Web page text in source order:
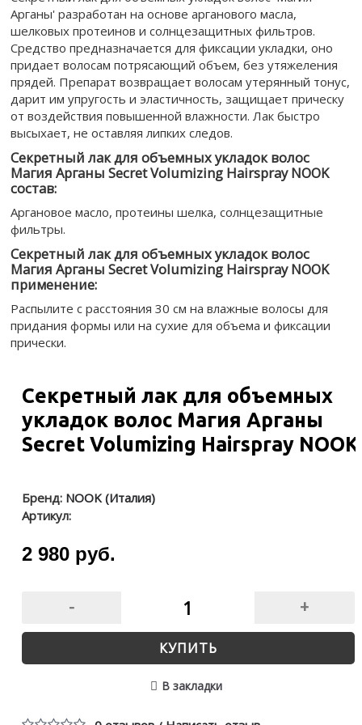
Арганы' разработан на основе арганового масла,
шелковых протеинов и солнцезащитных фильтров.
Средство предназначается для фиксации укладки, оно
придает волосам потрясающий объем, без утяжеления
прядей. Препарат возвращает волосам утерянный тонус,
дарит им упругость и эластичность, защищает прическу
от воздействия повышенной влажности. Лак быстро
высыхает, не оставляя липких следов.
Секретный лак для объемных укладок волос
Магия Арганы Secret Volumizing Hairspray NOOK
состав:
Аргановое масло, протеины шелка, солнцезащитные
фильтры.
Секретный лак для объемных укладок волос
Магия Арганы Secret Volumizing Hairspray NOOK
применение:
Распылите с расстояния 30 см на влажные волосы для
придания формы или на сухие для объема и фиксации
прически.
Секретный лак для объемных
укладок волос Магия Арганы
Secret Volumizing Hairspray NOOK
Бренд: NOOK (Италия)
Артикул:
2 980 руб.
- +
КУПИТЬ
В закладки